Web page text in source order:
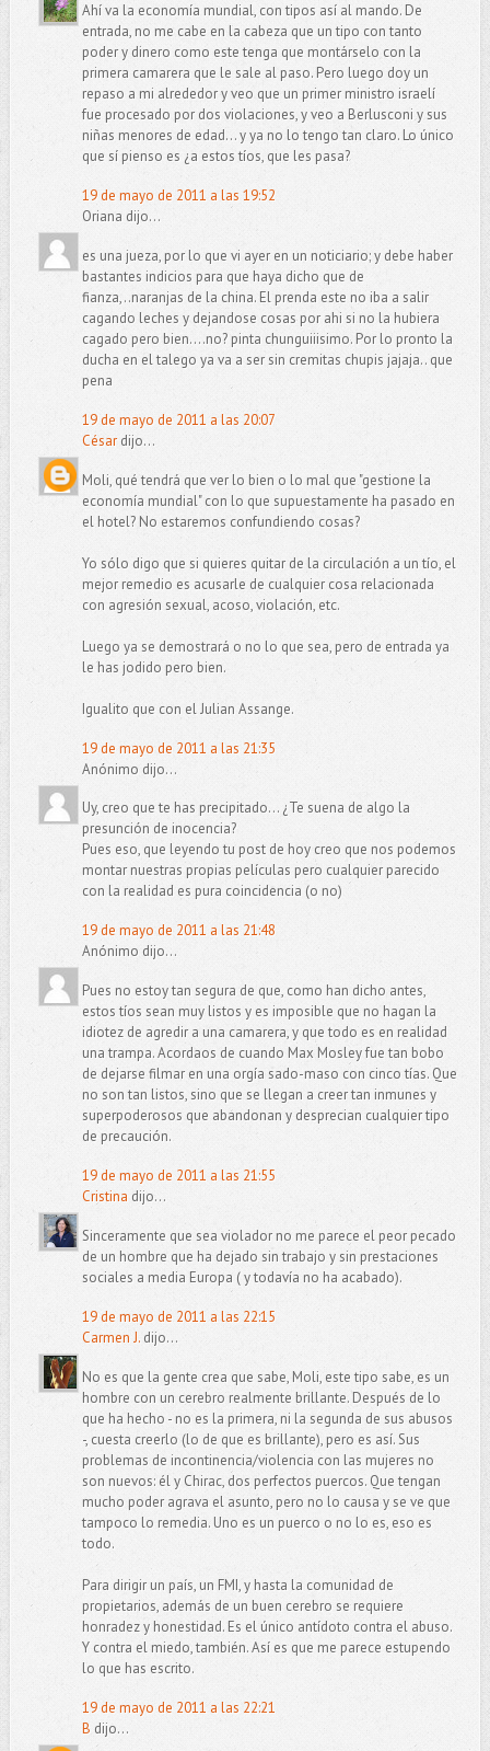
Ahí va la economía mundial, con tipos así al mando. De
entrada, no me cabe en la cabeza que un tipo con tanto
poder y dinero como este tenga que montárselo con la
primera camarera que le sale al paso. Pero luego doy un
repaso a mi alrededor y veo que un primer ministro israelí
fue procesado por dos violaciones, y veo a Berlusconi y sus
niñas menores de edad... y ya no lo tengo tan claro. Lo único
que sí pienso es ¿a estos tíos, que les pasa?
19 de mayo de 2011 a las 19:52
Oriana dijo...
es una jueza, por lo que vi ayer en un noticiario; y debe haber
bastantes indicios para que haya dicho que de
fianza,..naranjas de la china. El prenda este no iba a salir
cagando leches y dejandose cosas por ahi si no la hubiera
cagado pero bien....no? pinta chunguiiisimo. Por lo pronto la
ducha en el talego ya va a ser sin cremitas chupis jajaja.. que
pena
19 de mayo de 2011 a las 20:07
Césardijo...
Moli, qué tendrá que ver lo bien o lo mal que "gestione la
economía mundial" con lo que supuestamente ha pasado en
el hotel? No estaremos confundiendo cosas?
Yo sólo digo que si quieres quitar de la circulación a un tío, el
mejor remedio es acusarle de cualquier cosa relacionada
con agresión sexual, acoso, violación, etc.
Luego ya se demostrará o no lo que sea, pero de entrada ya
le has jodido pero bien.
Igualito que con el Julian Assange.
19 de mayo de 2011 a las 21:35
Anónimo dijo...
Uy, creo que te has precipitado... ¿Te suena de algo la
presunción de inocencia?
Pues eso, que leyendo tu post de hoy creo que nos podemos
montar nuestras propias películas pero cualquier parecido
con la realidad es pura coincidencia (o no)
19 de mayo de 2011 a las 21:48
Anónimo dijo...
Pues no estoy tan segura de que, como han dicho antes,
estos tíos sean muy listos y es imposible que no hagan la
idiotez de agredir a una camarera, y que todo es en realidad
una trampa. Acordaos de cuando Max Mosley fue tan bobo
de dejarse filmar en una orgía sado-maso con cinco tías. Que
no son tan listos, sino que se llegan a creer tan inmunes y
superpoderosos que abandonan y desprecian cualquier tipo
de precaución.
19 de mayo de 2011 a las 21:55
Cristina dijo...
Sinceramente que sea violador no me parece el peor pecado
de un hombre que ha dejado sin trabajo y sin prestaciones
sociales a media Europa ( y todavía no ha acabado).
19 de mayo de 2011 a las 22:15
Carmen J.dijo...
No es que la gente crea que sabe, Moli, este tipo sabe, es un
hombre con un cerebro realmente brillante. Después de lo
que ha hecho - no es la primera, ni la segunda de sus abusos
-, cuesta creerlo (lo de que es brillante), pero es así. Sus
problemas de incontinencia/violencia con las mujeres no
son nuevos: él y Chirac, dos perfectos puercos. Que tengan
mucho poder agrava el asunto, pero no lo causa y se ve que
tampoco lo remedia. Uno es un puerco o no lo es, eso es
todo.
Para dirigir un país, un FMI, y hasta la comunidad de
propietarios, además de un buen cerebro se requiere
honradez y honestidad. Es el único antídoto contra el abuso.
Y contra el miedo, también. Así es que me parece estupendo
lo que has escrito.
19 de mayo de 2011 a las 22:21
B dijo...